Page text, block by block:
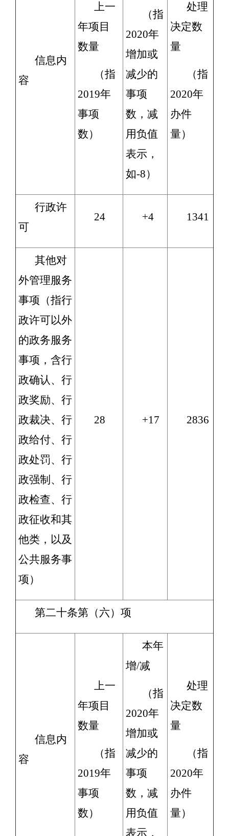
信息内
容
上一
年项目
数量
（指
2019年
事项
数）
（指
2020年
增加或
减少的
事项
数，减
用负值
表示，
如-8）
处理
决定数
量
（指
2020年
办件
量）
行政许
可
24 +4 1341
其他对
外管理服务
事项（指行
政许可以外
的政务服务
事项，含行
政确认、行
政奖励、行
政裁决、行
政给付、行
政处罚、行
政强制、行
政检查、行
政征收和其
他类，以及
公共服务事
项）
28 +17 2836
第二十条第（六）项
信息内
容
上一
年项目
数量
（指
2019年
事项
数）
本年
增/减
（指
2020年
增加或
减少的
事项
数，减
用负值
表示，
处理
决定数
量
（指
2020年
办件
量）